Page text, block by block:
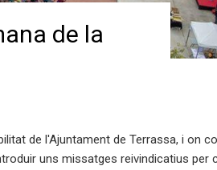
de la
de l'Ajuntament de Terrassa, i on
uns missatges reivindicatius per